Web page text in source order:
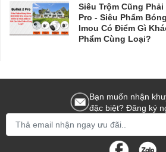
Siêu Trộm Cũng
Pro - Siêu Phẩm
Imou Có Điểm Gì
Phẩm Cùng Loại?
Bạn muốn nhận
đặc biệt? Đăng ký